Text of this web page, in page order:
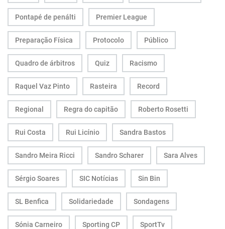
Pontapé de penálti Premier League
Preparação Física Protocolo Público
Quadro de árbitros Quiz Racismo
Raquel Vaz Pinto Rasteira Record
Regional Regra do capitão Roberto Rosetti
Rui Costa Rui Licínio Sandra Bastos
Sandro Meira Ricci Sandro Scharer Sara Alves
Sérgio Soares SIC Notícias Sin Bin
SL Benfica Solidariedade Sondagens
Sónia Carneiro Sporting CP SportTv